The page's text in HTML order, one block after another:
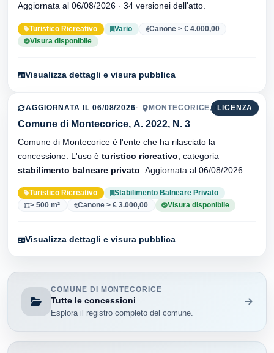
Aggiornata al 06/08/2026 · 34 versionei dell'atto.
Turistico Ricreativo Vario
Canone > € 4.000,00
Visura disponibile
Visualizza dettagli e visura pubblica
LICENZA
AGGIORNATA IL 06/08/2026 MONTECORICE, 84071
Comune di Montecorice, A. 2022, N. 3
Comune di Montecorice è l'ente che ha rilasciato la
concessione. L'uso è turistico ricreativo , categoria
stabilimento balneare privato
Turistico Ricreativo
Stabilimento Balneare Privato
> 500 m²
Canone > € 3.000,00 Visura disponibile
Visualizza dettagli e visura pubblica
COMUNE DI MONTECORICE
Tutte le concessioni
Esplora il registro completo del comune.